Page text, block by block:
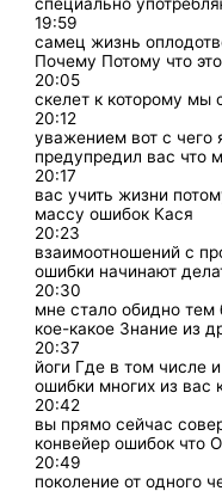
19:59
самец жизнь
Почему Потому что
20:05
скелет к которому мы
20:12
уважением вот с
предупредил вас что
20:17
вас учить жизни
массу ошибок Кася
20:23
взаимоотношений с
ошибки начинают
20:30
мне стало обидно тем
кое-какое Знание из
20:37
йоги Где в том числе
ошибки многих из вас
20:42
вы прямо сейчас
конвейер ошибок что
20:49
поколение от одного